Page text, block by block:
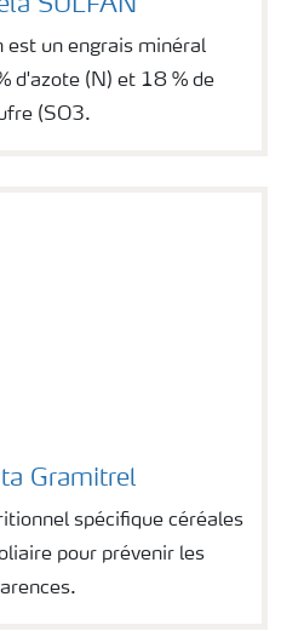
SULFAN
est un engrais minéral
d'azote (N) et 18 % de
(SO3.
Gramitrel
spécifique céréales
pour prévenir les